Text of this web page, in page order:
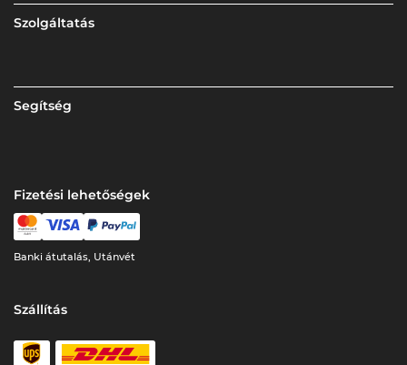
Szolgáltatás
Segítség
Fizetési lehetőségek
Banki átutalás, Utánvét
Szállítás